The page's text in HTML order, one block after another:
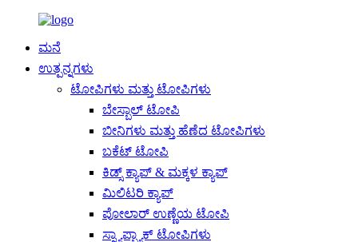
ಮನೆ
ಉತ್ಪನ್ನಗಳು
ಟೋಪಿಗಳು ಮತ್ತು ಟೋಪಿಗಳು
ಬೇಸ್ಬಾಲ್ ಟೋಪಿ
ಬೀನಿಗಳು ಮತ್ತು ಹೆಣೆದ ಟೋಪಿಗಳು
ಬಕೆಟ್ ಟೋಪಿ
ಕಿಡ್ಸ್ ಕ್ಯಾಪ್ & ಮಕ್ಕಳ ಕ್ಯಾಪ್
ಮಿಲಿಟರಿ ಕ್ಯಾಪ್
ಪೋಲಾರ್ ಉಣ್ಣೆಯ ಟೋಪಿ
ಸ್ನ್ಯಾಪ್ಬ್ಯಾಕ್ ಟೋಪಿಗಳು